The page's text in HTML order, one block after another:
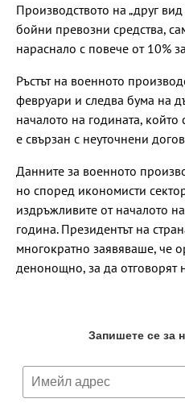
Производството на „друг
бойни превозни средства,
нараснало с повече от 10%
Ръстът на военното
февруари и следва бума на
началото на годината,
е свързан с неуточнени
Данните за военното
но според икономисти
издръжливите от началото
година. Президентът на
многократно заявяваше, че
денонощно, за да отговорят